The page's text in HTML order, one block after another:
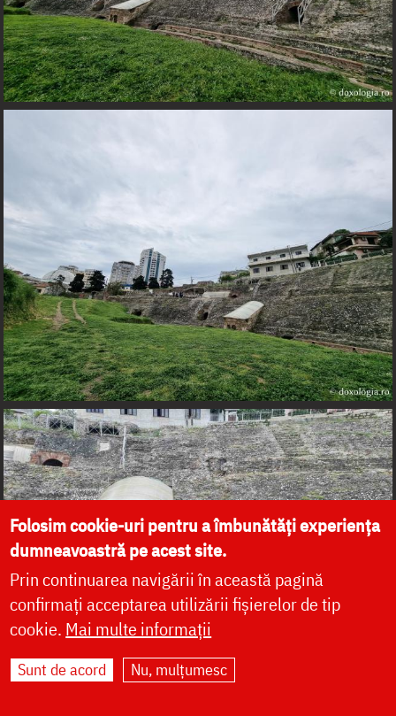
Folosim cookie-uri pentru a îmbunătăți experiența
dumneavoastră pe acest site.
Prin continuarea navigării în această pagină
confirmați acceptarea utilizării fișierelor de tip
cookie. Mai multe informații
Sunt de acord Nu, mulțumesc